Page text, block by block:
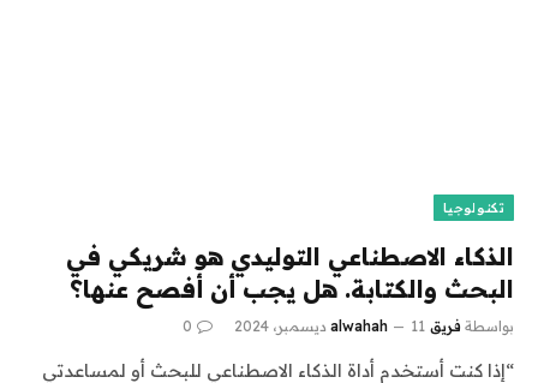
تكنولوجيا
الذكاء الاصطناعي التوليدي هو شريكي في
البحث والكتابة. هل يجب أن أفصح عنها؟
بواسطة فريق alwahah 11 ديسمبر، 2024 0
“إذا كنت أستخدم أداة الذكاء الاصطناعي للبحث أو لمساعدتي